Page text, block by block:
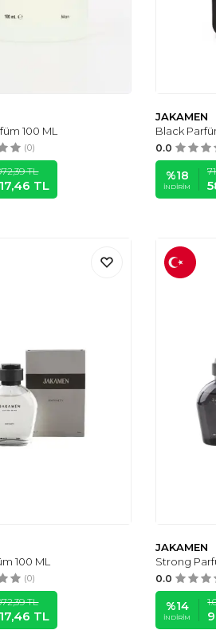
100 ML
(0)
TL
TL
JAKAMEN
Black
0.0
%18
İNDIRIM
100 ML
(0)
TL
TL
JAKAMEN
Strong
0.0
%14
İNDIRIM